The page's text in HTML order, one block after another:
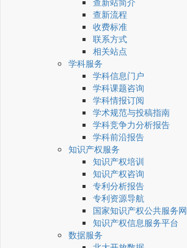
查新流程
收费标准
联系方式
相关站点
学科服务
学科信息门户
学科课题咨询
学科情报订阅
学术规范与投稿指南
学科竞争力分析报告
学科前沿报告
知识产权服务
知识产权培训
知识产权咨询
专利分析报告
专利资源导航
国家知识产权公共服务网
知识产权信息服务平台
数据服务